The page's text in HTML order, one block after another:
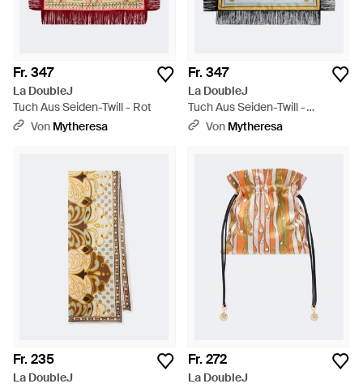
Fr. 347
La DoubleJ
Tuch Aus Seiden-Twill - Rot
Von Mytheresa
Fr. 347
La DoubleJ
Tuch Aus Seiden-Twill -
Mettallic
Von Mytheresa
Fr. 235
La DoubleJ
Fr. 272
La DoubleJ